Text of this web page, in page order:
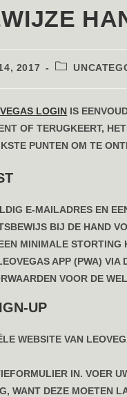
2017
POST
LOGIN IS
OF TERUGKEERT,
PUNTEN OM TE
E-MAILADRES EN
BIJ DE HAND
MINIMALE
APP (PWA) VIA
VOOR DE
UP
WEBSITE VAN
IN. VOER
WANT DEZE MOETEN